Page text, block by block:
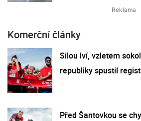
Komerční články
Silou lví, vzletem
republiky spustil
Před Šantovkou se